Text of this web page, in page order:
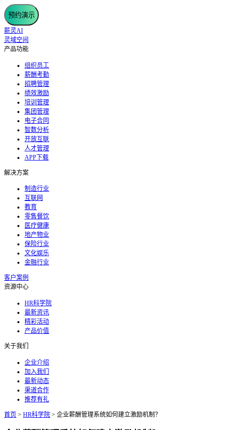
预约演示
薪灵AI
灵域空间
产品功能
组织员工
薪酬考勤
招聘管理
绩效激励
培训管理
集团管理
电子合同
智数分析
开放互联
人才管理
APP下载
解决方案
制造行业
互联网
教育
零售餐饮
医疗健康
地产物业
保险行业
文化娱乐
金融行业
客户案例
资源中心
HR科学院
最新资讯
精彩活动
产品价值
关于我们
企业介绍
加入我们
最新动态
渠道合作
推荐有礼
首页 > HR科学院 > 企业薪酬管理系统如何建立激励机制？